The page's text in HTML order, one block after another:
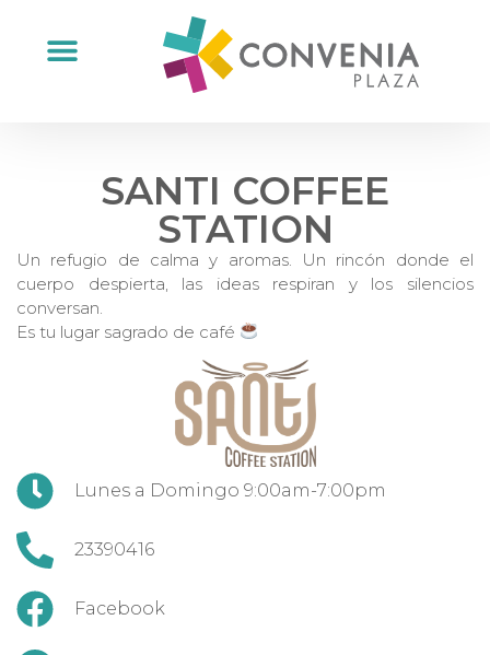
SANTI COFFEE
STATION
Un refugio de calma y aromas. Un rincón donde el
cuerpo despierta, las ideas respiran y los silencios
conversan.
Es tu lugar sagrado de café
Lunes a Domingo 9:00am-7:00pm
23390416
Facebook